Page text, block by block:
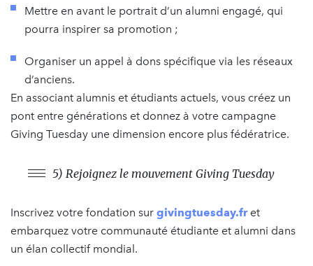
Mettre en avant le portrait d’un alumni engagé, qui
pourra inspirer sa promotion ;
Organiser un appel à dons spécifique via les réseaux
d’anciens.
En associant alumnis et étudiants actuels, vous créez un
pont entre générations et donnez à votre campagne
Giving Tuesday une dimension encore plus fédératrice.
5) Rejoignez le mouvement Giving Tuesday
Inscrivez votre fondation sur givingtuesday.fret
embarquez votre communauté étudiante et alumni dans
un élan collectif mondial.